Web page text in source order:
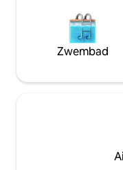
Zwembad